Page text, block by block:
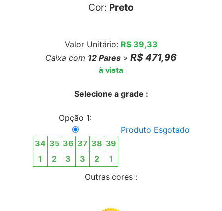
Cor: Preto
Valor Unitário: R$ 39,33
Caixa com 12 Pares » R$ 471,96
à vista
Selecione a grade :
Opção 1:
34 35 36 37 38 39
1
2 3 3 2 1
Produto Esgotado
Outras cores :